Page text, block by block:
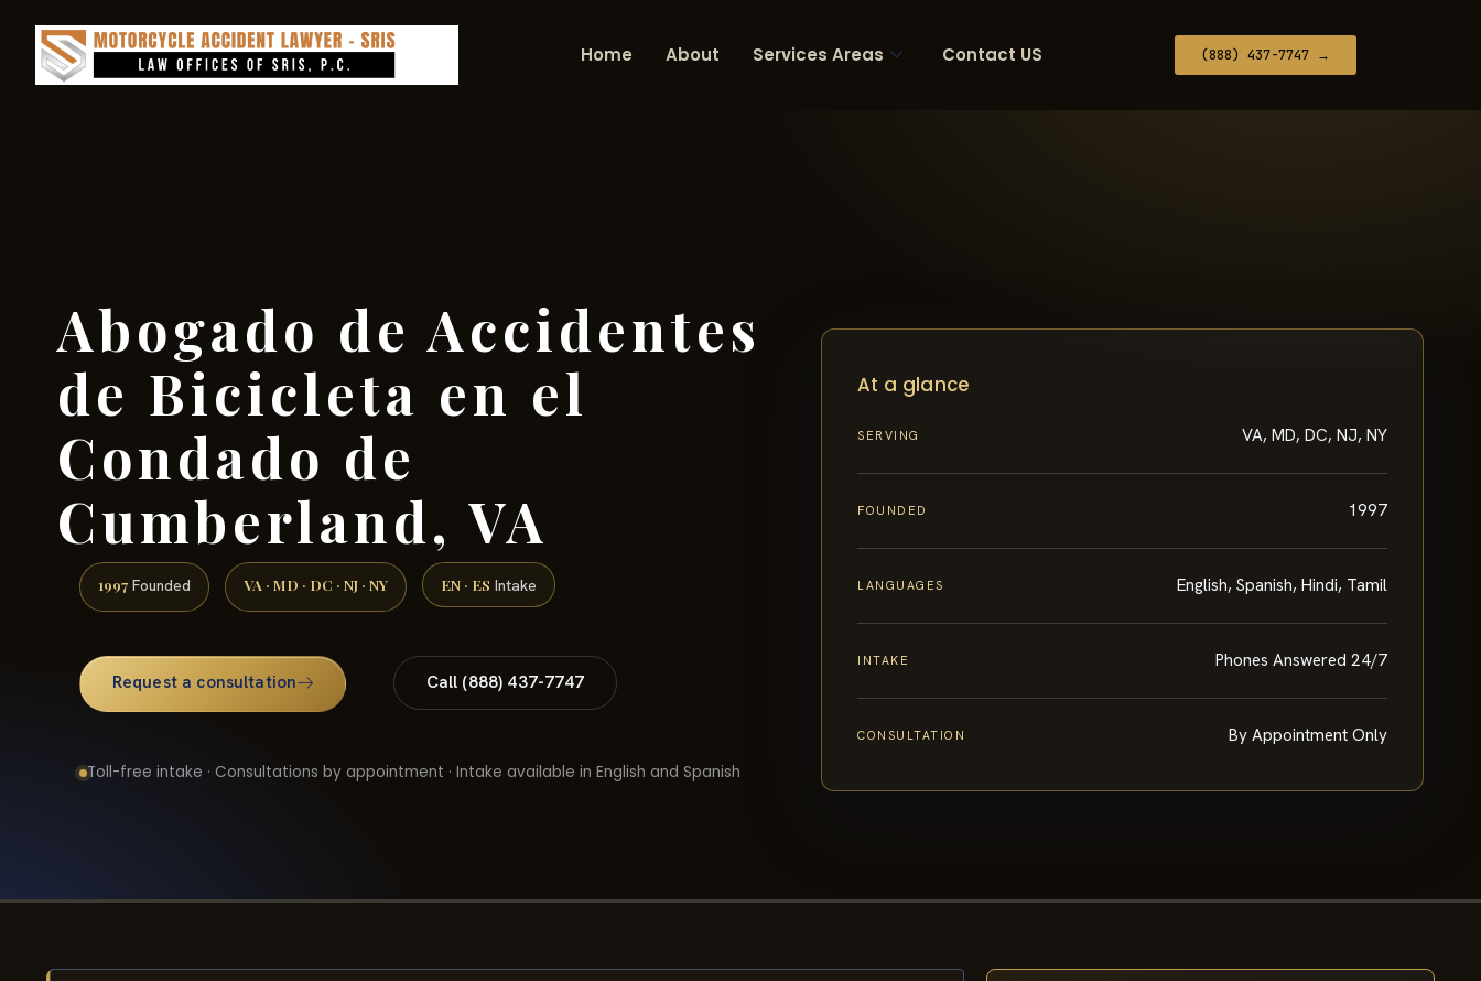
Home About Services Areas Contact US (888) 437-7747 →
Abogado de Accidentes
de Bicicleta en el
Condado de
Cumberland, VA
1997 Founded VA · MD · DC · NJ · NY EN · ES Intake
Request a consultation Call (888) 437-7747
Toll-free intake · Consultations by appointment · Intake available in English and Spanish
At a glance
SERVING VA, MD, DC, NJ, NY
FOUNDED 1997
LANGUAGES English, Spanish, Hindi, Tamil
INTAKE Phones Answered 24/7
CONSULTATION By Appointment Only